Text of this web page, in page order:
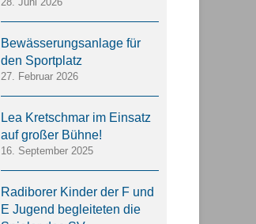
Bewässerungsanlage für
den Sportplatz
27. Februar 2026
Lea Kretschmar im Einsatz
auf großer Bühne!
16. September 2025
Radiborer Kinder der F und
E Jugend begleiteten die